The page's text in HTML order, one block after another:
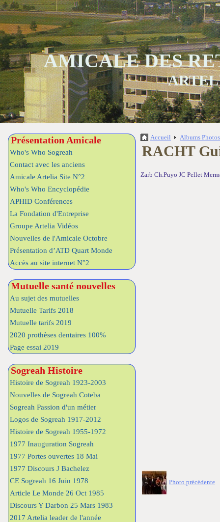
AMICALE DES
Présentation Amicale
Who's Who Sogreah
Contact avec les anciens
Amicale Artelia Site N°2
Who's Who Encyclopédie
APHID Conférences
La Fondation d'Entreprise
Groupe Artelia Vidéos
Nouvelles de l'Amicale Octobre
Présentation d’ATD Quart Monde
Accès au site internet N°2
Mutuelle santé nouvelles
Au sujet des mutuelles
Mutuelle Tarifs 2018
Mutuelle tarifs 2019
2020 prothèses dentaires 100%
Page essai 2019
Sogreah Histoire
Histoire de Sogreah 1923-2003
Nouvelles de Sogreah Coteba
Sogreah Passion d'un métier
Logos de Sogreah 1917-2012
Histoire de Sogreah 1955-1972
1977 Inauguration Sogreah
1977 Portes ouvertes 18 Mai
1977 Discours J Bachelez
CE Sogreah 16 Juin 1978
Article Le Monde 26 Oct 1985
Discours Y Darbon 25 Mars 1983
2017 Artelia leader de l'année
Accueil Albums
RACHT
Zarb Ch.Puyo JC Pellet
Photo précédente